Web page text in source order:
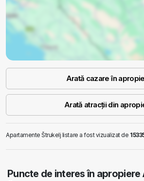
Arată cazare în
Arată atracții din
Apartamente Štrukelj listare a fost vizualizat de
Puncte de interes în apropiere